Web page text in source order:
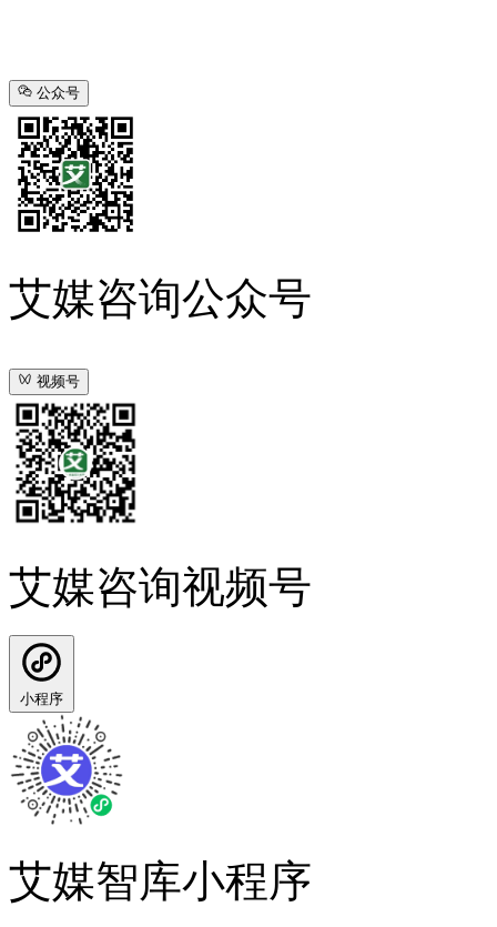
公众号
艾媒咨询公众号
视频号
艾媒咨询视频号
小程序
艾媒智库小程序